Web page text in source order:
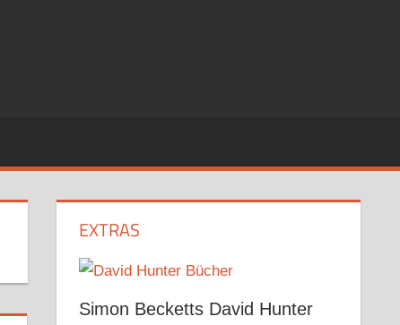
EXTRAS
Simon Becketts David Hunter